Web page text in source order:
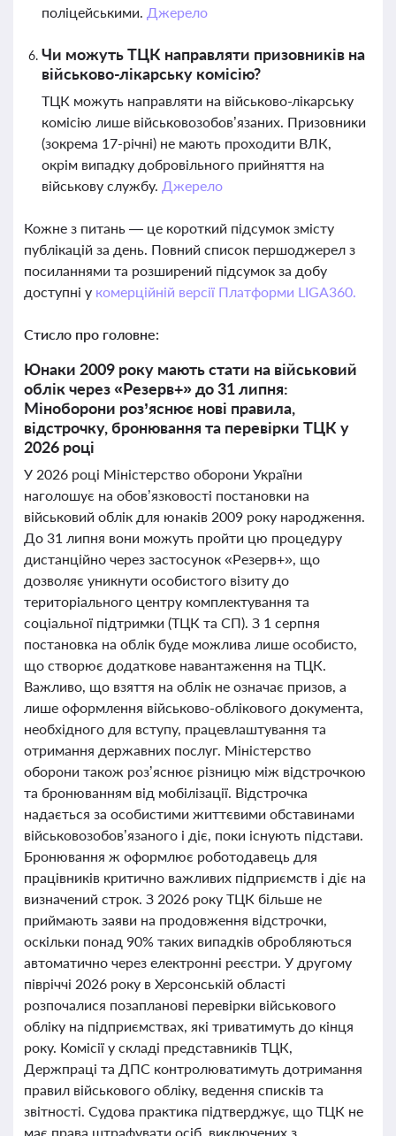
поліцейськими. Джерело
Чи можуть ТЦК направляти призовників на
військово-лікарську комісію?
ТЦК можуть направляти на військово-лікарську
комісію лише військовозобов’язаних. Призовники
(зокрема 17-річні) не мають проходити ВЛК,
окрім випадку добровільного прийняття на
військову службу. Джерело
Кожне з питань — це короткий підсумок змісту
публікацій за день. Повний список першоджерел з
посиланнями та розширений підсумок за добу
доступні у комерційній версії Платформи LIGA360.
Стисло про головне:
Юнаки 2009 року мають стати на військовий
облік через «Резерв+» до 31 липня:
Міноборони роз’яснює нові правила,
відстрочку, бронювання та перевірки ТЦК у
2026 році
У 2026 році Міністерство оборони України
наголошує на обов’язковості постановки на
військовий облік для юнаків 2009 року народження.
До 31 липня вони можуть пройти цю процедуру
дистанційно через застосунок «Резерв+», що
дозволяє уникнути особистого візиту до
територіального центру комплектування та
соціальної підтримки (ТЦК та СП). З 1 серпня
постановка на облік буде можлива лише особисто,
що створює додаткове навантаження на ТЦК.
Важливо, що взяття на облік не означає призов, а
лише оформлення військово-облікового документа,
необхідного для вступу, працевлаштування та
отримання державних послуг. Міністерство
оборони також роз’яснює різницю між відстрочкою
та бронюванням від мобілізації. Відстрочка
надається за особистими життєвими обставинами
військовозобов’язаного і діє, поки існують підстави.
Бронювання ж оформлює роботодавець для
працівників критично важливих підприємств і діє на
визначений строк. З 2026 року ТЦК більше не
приймають заяви на продовження відстрочки,
оскільки понад 90% таких випадків обробляються
автоматично через електронні реєстри. У другому
півріччі 2026 року в Херсонській області
розпочалися позапланові перевірки військового
обліку на підприємствах, які триватимуть до кінця
року. Комісії у складі представників ТЦК,
Держпраці та ДПС контролюватимуть дотримання
правил військового обліку, ведення списків та
звітності. Судова практика підтверджує, що ТЦК не
має права штрафувати осіб, виключених з